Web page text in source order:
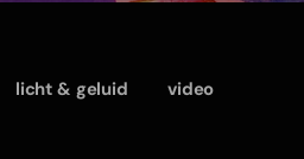
licht & geluid video